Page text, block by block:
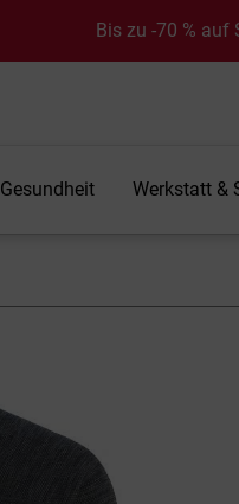
Bis zu -70 % auf
Gesundheit Werkstatt &